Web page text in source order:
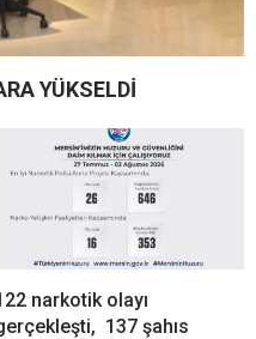
YÜKSELDİ
narkotik olayı
137 şahıs